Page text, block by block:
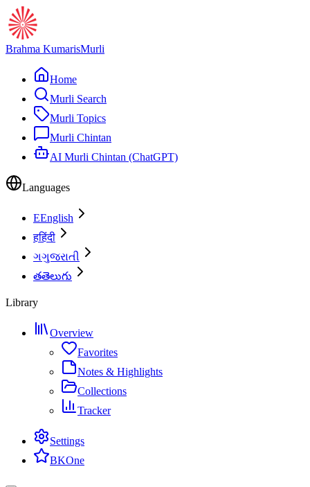
Brahma KumarisMurli
Home
Murli Search
Murli Topics
Murli Chintan
AI Murli Chintan (ChatGPT)
Languages
EEnglish
हहिंदी
ગગુજરાતી
తతెలుగు
Library
Overview
Favorites
Notes & Highlights
Collections
Tracker
Settings
BKOne